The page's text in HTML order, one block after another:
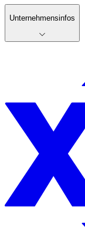
Unternehmensinfos